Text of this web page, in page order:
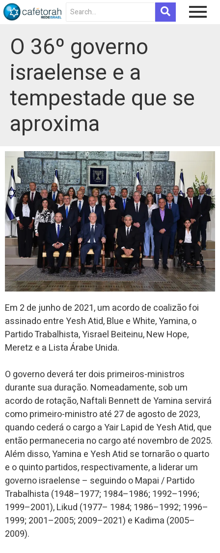
O 36º governo
israelense e a
tempestade que se
aproxima
Em 2 de junho de 2021, um acordo de coalizão foi
assinado entre Yesh Atid, Blue e White, Yamina, o
Partido Trabalhista, Yisrael Beiteinu, New Hope,
Meretz e a Lista Árabe Unida.
O governo deverá ter dois primeiros-ministros
durante sua duração. Nomeadamente, sob um
acordo de rotação, Naftali Bennett de Yamina servirá
como primeiro-ministro até 27 de agosto de 2023,
quando cederá o cargo a Yair Lapid de Yesh Atid, que
então permaneceria no cargo até novembro de 2025.
Além disso, Yamina e Yesh Atid se tornarão o quarto
e o quinto partidos, respectivamente, a liderar um
governo israelense – seguindo o Mapai / Partido
Trabalhista (1948–1977; 1984–1986; 1992–1996;
1999–2001), Likud (1977– 1984; 1986–1992; 1996–
1999; 2001–2005; 2009–2021) e Kadima (2005–
2009).